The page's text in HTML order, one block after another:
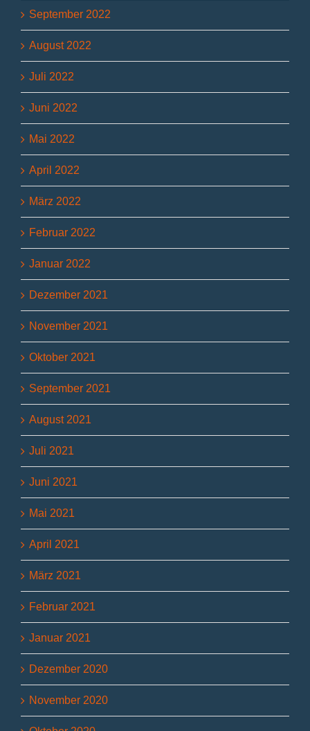
September 2022
August 2022
Juli 2022
Juni 2022
Mai 2022
April 2022
März 2022
Februar 2022
Januar 2022
Dezember 2021
November 2021
Oktober 2021
September 2021
August 2021
Juli 2021
Juni 2021
Mai 2021
April 2021
März 2021
Februar 2021
Januar 2021
Dezember 2020
November 2020